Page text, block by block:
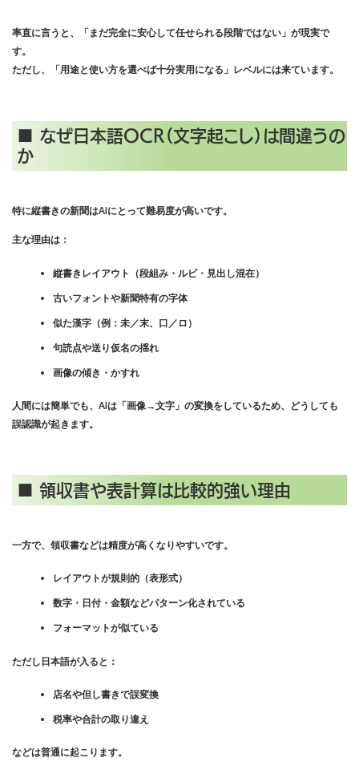
率直に言うと、「まだ完全に安心して任せられる段階ではない」が現実で
す。
ただし、「用途と使い方を選べば十分実用になる」レベルには来ています。
■ なぜ日本語OCR（文字起こし）は間違うの
か
特に縦書きの新聞はAIにとって難易度が高いです。
主な理由は：
縦書きレイアウト（段組み・ルビ・見出し混在）
古いフォントや新聞特有の字体
似た漢字（例：未／末、口／ロ）
句読点や送り仮名の揺れ
画像の傾き・かすれ
人間には簡単でも、AIは「画像→文字」の変換をしているため、どうしても
誤認識が起きます。
■ 領収書や表計算は比較的強い理由
一方で、領収書などは精度が高くなりやすいです。
レイアウトが規則的（表形式）
数字・日付・金額などパターン化されている
フォーマットが似ている
ただし日本語が入ると：
店名や但し書きで誤変換
税率や合計の取り違え
などは普通に起こります。